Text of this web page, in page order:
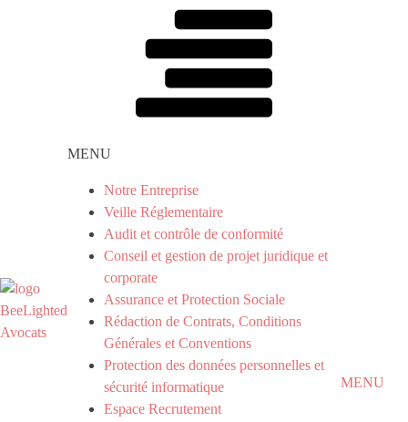
MENU
Notre Entreprise
Veille Réglementaire
Audit et contrôle de conformité
Conseil et gestion de projet juridique et
corporate
Assurance et Protection Sociale
Rédaction de Contrats, Conditions
Générales et Conventions
Protection des données personnelles et
sécurité informatique
Espace Recrutement
MENU